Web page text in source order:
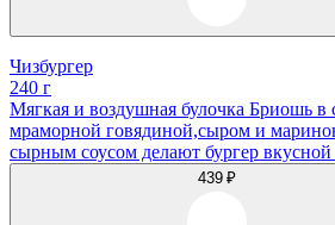
Чизбургер
240 г
Мягкая и воздушная булочка Бриошь в
мраморной говядиной,сыром и
сырным соусом делают бургер вкусной
439 ₽